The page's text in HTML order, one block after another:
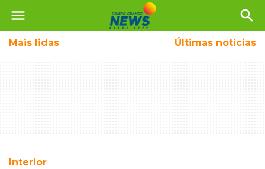
menu search
Mais lidas Últimas notícias
Interior